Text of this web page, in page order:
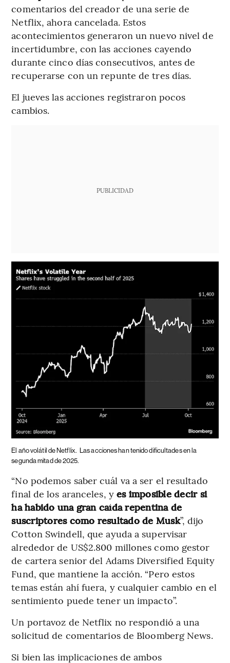
comentarios del creador de una serie de
Netflix, ahora cancelada. Estos
acontecimientos generaron un nuevo nivel de
incertidumbre, con las acciones cayendo
durante cinco días consecutivos, antes de
recuperarse con un repunte de tres días.
El jueves las acciones registraron pocos
cambios.
PUBLICIDAD
El año volátil de Netflix.
Las acciones han tenido dificultades en la
segunda mitad de 2025.
“No podemos saber cuál va a ser el resultado
final de los aranceles, y es imposible decir si
ha habido una gran caída repentina de
suscriptores como resultado de Musk”, dijo
Cotton Swindell, que ayuda a supervisar
alrededor de US$2.800 millones como gestor
de cartera senior del Adams Diversified Equity
Fund, que mantiene la acción. “Pero estos
temas están ahí fuera, y cualquier cambio en el
sentimiento puede tener un impacto”.
Un portavoz de Netflix no respondió a una
solicitud de comentarios de Bloomberg News.
Si bien las implicaciones de ambos